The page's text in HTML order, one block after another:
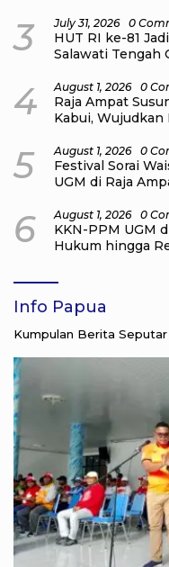
3 July 31, 2026 0
HUT RI ke-81
Salawati Tengah
4 August 1, 2026 0
Raja Ampat
Kabui,
5 August 1, 2026 0
Festival Sorai
UGM di Raja
6 August 1, 2026 0
KKN-PPM UGM
Hukum hingga
Info Papua
Kumpulan Berita Seputar